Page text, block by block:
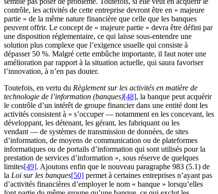
contrôle, les activités de cette entreprise devront être en « majeure
partie » de la même nature financière que celle que les banques
peuvent offrir. Le concept de « majeure partie » devra être défini par
une disposition réglementaire, ce qui laisse sous-entendre une
solution plus complexe que l’exigence usuelle qui consiste à
dépasser 50 %. Malgré cette embûche importante, il faut noter une
amélioration par rapport à la situation actuelle, qui saura favoriser
l’innovation, à n’en pas douter.
Toutefois, en vertu du Règlement sur les activités en matière de
technologie de l’information (banques)[48], la banque peut acquérir
le contrôle d’un intérêt de groupe financier dans une entité dont les
activités consistent à « s’occuper — notamment en les concevant, les
développant, les détenant, les gérant, les fabriquant ou les
vendant — de systèmes de transmission de données, de sites
d’information, de moyens de communication ou de plateformes
informatiques ou de portails d’information qui sont utilisés pour la
prestation de services d’information », sous réserve de quelques
limites[49]. Ajoutons enfin que le nouveau paragraphe 983 (5.1) de
la Loi sur les banques[50] permet à certaines entreprises n’ayant pas
d’activités financières d’employer le nom « banque » lorsqu’elles